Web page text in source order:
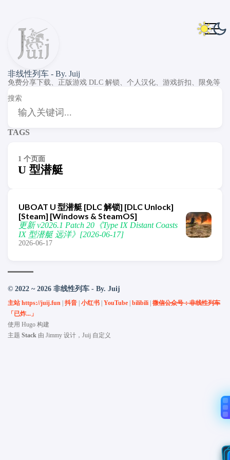
非线性列车 - By. Juij
免费分享下载、正版游戏 DLC 解锁、个人汉化、游戏折扣、限免等
搜索
TAGS
1 个页面
U 型潜艇
UBOAT U 型潜艇 [DLC 解锁] [DLC Unlock]
[Steam] [Windows & SteamOS]
更新 v2026.1 Patch 20《Type IX Distant Coasts
IX 型潜艇 远洋》[2026-06-17]
2026-06-17
© 2022 ~ 2026 非线性列车 - By. Juij
主站 https://juij.fun 抖音 小红书 YouTube bilibili 微信公众号：非线性列车
「已炸...」
使用 Hugo 构建
主题 Stack 由 Jimmy 设计，Juij 自定义